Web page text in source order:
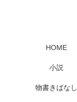
HOME
小説
物書きばなし